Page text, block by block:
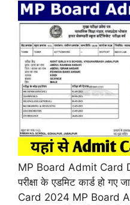
MP Board Admit Card
परीक्षा के एडमिट कार्ड हो
Card 2024 MP Board